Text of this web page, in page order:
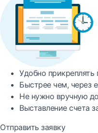
Удобно
Быстреечем, через
Не нужно вручную
Выставление счета
Отправить заявку